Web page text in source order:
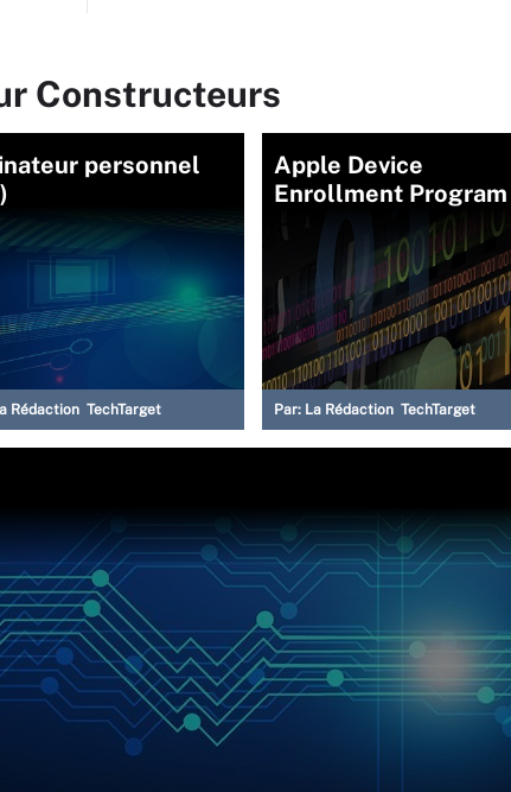
Constructeurs
personnel
Rédaction TechTarget
Apple Device
Enrollment Program
Par: La Rédaction TechTarget